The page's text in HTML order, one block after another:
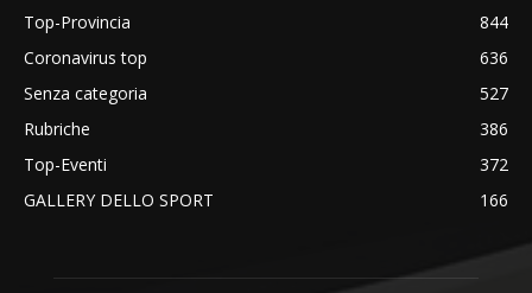
Top-Provincia
844
Coronavirus top
636
Senza categoria
527
Rubriche
386
Top-Eventi
372
GALLERY DELLO SPORT
166